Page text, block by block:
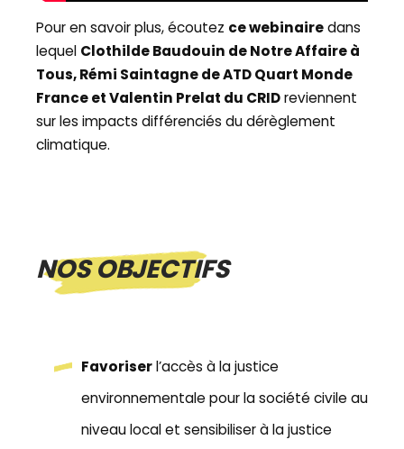
Pour en savoir plus, écoutez ce webinairedans
lequel Clothilde Baudouin de Notre Affaire à
Tous, Rémi Saintagne de ATD Quart Monde
France et Valentin Prelat du CRIDreviennent
sur les impacts différenciés du dérèglement
climatique.
NOS OBJECTIFS
Favoriserl’accès à la justice
environnementale pour la société civile au
niveau local et sensibiliser à la justice